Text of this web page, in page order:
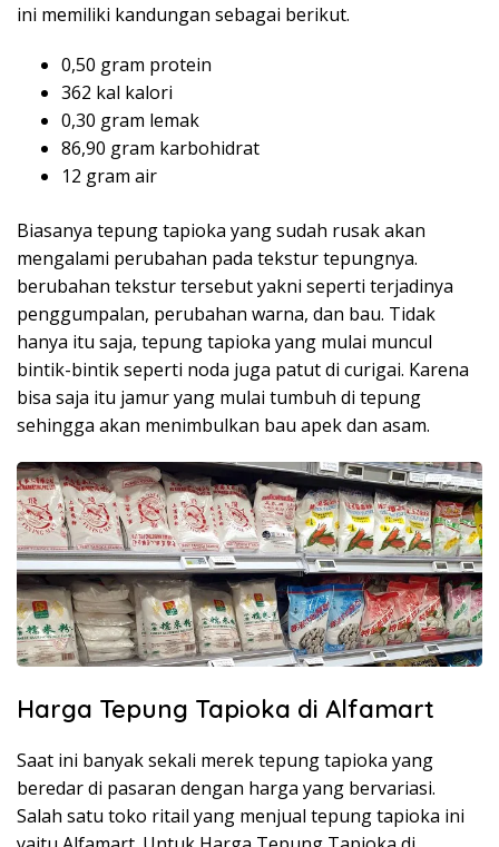
ini memiliki kandungan sebagai berikut.
0,50 gram protein
362 kal kalori
0,30 gram lemak
86,90 gram karbohidrat
12 gram air
Biasanya tepung tapioka yang sudah rusak akan
mengalami perubahan pada tekstur tepungnya.
berubahan tekstur tersebut yakni seperti terjadinya
penggumpalan, perubahan warna, dan bau. Tidak
hanya itu saja, tepung tapioka yang mulai muncul
bintik-bintik seperti noda juga patut di curigai. Karena
bisa saja itu jamur yang mulai tumbuh di tepung
sehingga akan menimbulkan bau apek dan asam.
Harga Tepung Tapioka di Alfamart
Saat ini banyak sekali merek tepung tapioka yang
beredar di pasaran dengan harga yang bervariasi.
Salah satu toko ritail yang menjual tepung tapioka ini